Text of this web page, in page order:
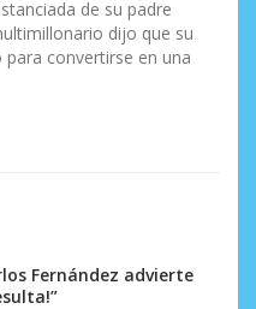
de su padre
dijo que su
convertirse en una
Fernández advierte